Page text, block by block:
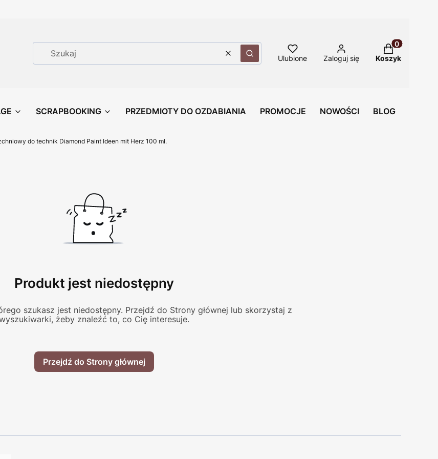
WyczyśćSzukaj Ulubione Zaloguj się
Produkty w
Koszyk
SCRAPBOOKING PRZEDMIOTY DO OZDABIANIA PROMOCJE NOWOŚCI BLOG
do technik Diamond Paint Ideen mit Herz 100 ml.
Produkt jest niedostępny
szukasz jest niedostępny. Przejdź do Strony głównej lub skorzystaj z
żeby znaleźć to, co Cię interesuje.
Przejdź do Strony głównej